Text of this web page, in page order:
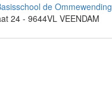
de Ommewending
24 - 9644VL VEENDAM